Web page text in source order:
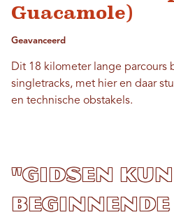
Guacamole)
Geavanceerd
Dit 18 kilometer lange parcours
singletracks, met hier en daar
en technische obstakels.
"Gidsen